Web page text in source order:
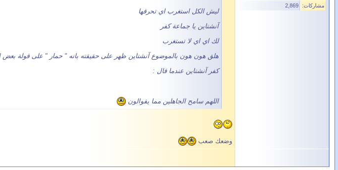
مشاركات:
2,869
ليش الكل استغرب اي تحرقها
آنشتاين يا جماعة كفر
لك اي اي لا تستغرب
هلق هون هون بالموضوع آنشتاين ظهر على حقيقته بانه " حمار " على قولة بعض
كفر آنشتاين عندما قال :
اللهم سامح الجاهلين مما يقوالون
وضعك صعب